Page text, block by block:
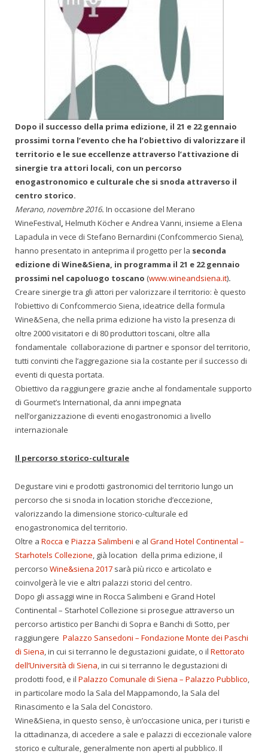
Dopo il successo della prima edizione, il 21 e 22 gennaio
prossimi torna l’evento che ha l’obiettivo di valorizzare il
territorio e le sue eccellenze attraverso l’attivazione di
sinergie tra attori locali, con un percorso
enogastronomico e culturale che si snoda attraverso il
centro storico.
Merano, novembre 2016. In occasione del Merano
WineFestival Helmuth Köcher e Andrea Vanni, insieme a Elena
Lapadula in vece di Stefano Bernardini (Confcommercio Siena),
hanno presentato in anteprima il progetto per la seconda
edizione di Wine&Siena, in programma il 21 e 22 gennaio
prossimi nel capoluogo toscano (www.wineandsiena.it).
Creare sinergie tra gli attori per valorizzare il territorio: è questo
l’obiettivo di Confcommercio Siena, ideatrice della formula
Wine&Sena, che nella prima edizione ha visto la presenza di
oltre 2000 visitatori e di 80 produttori toscani, oltre alla
fondamentale collaborazione di partner e sponsor del territorio,
tutti convinti che l’aggregazione sia la costante per il successo di
eventi di questa portata.
Obiettivo da raggiungere grazie anche al fondamentale supporto
di Gourmet’s International, da anni impegnata
nell’organizzazione di eventi enogastronomici a livello
internazionale
Il percorso storico-culturale
Degustare vini e prodotti gastronomici del territorio lungo un
percorso che si snoda in location storiche d’eccezione,
valorizzando la dimensione storico-culturale ed
enogastronomica del territorio.
Oltre a Rocca e Piazza Salimbeni e al Grand Hotel Continental –
Starhotels Collezione , già location della prima edizione, il
percorso Wine&siena 2017 sarà più ricco e articolato e
coinvolgerà le vie e altri palazzi storici del centro.
Dopo gli assaggi wine in Rocca Salimbeni e Grand Hotel
Continental – Starhotel Collezione si prosegue attraverso un
percorso artistico per Banchi di Sopra e Banchi di Sotto, per
raggiungere Palazzo Sansedoni – Fondazione Monte dei Paschi
di Siena , in cui si terranno le degustazioni guidate, o il Rettorato
dell’Università di Siena , in cui si terranno le degustazioni di
prodotti food, e il Palazzo Comunale di Siena – Palazzo Pubblico
in particolare modo la Sala del Mappamondo, la Sala del
Rinascimento e la Sala del Concistoro.
Wine&Siena, in questo senso, è un’occasione unica, per i turisti e
la cittadinanza, di accedere a sale e palazzi di eccezionale valore
storico e culturale, generalmente non aperti al pubblico. Il